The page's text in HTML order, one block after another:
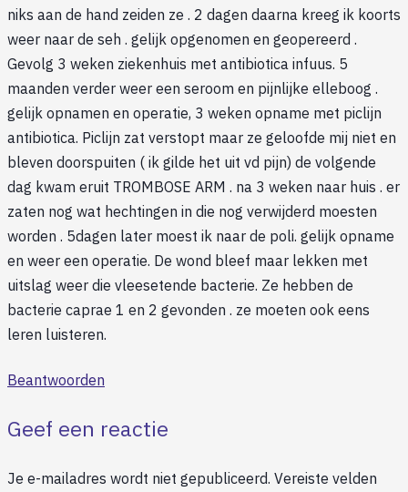
niks aan de hand zeiden ze . 2 dagen daarna kreeg ik koorts
weer naar de seh . gelijk opgenomen en geopereerd .
Gevolg 3 weken ziekenhuis met antibiotica infuus. 5
maanden verder weer een seroom en pijnlijke elleboog .
gelijk opnamen en operatie, 3 weken opname met piclijn
antibiotica. Piclijn zat verstopt maar ze geloofde mij niet en
bleven doorspuiten ( ik gilde het uit vd pijn) de volgende
dag kwam eruit TROMBOSE ARM . na 3 weken naar huis . er
zaten nog wat hechtingen in die nog verwijderd moesten
worden . 5dagen later moest ik naar de poli. gelijk opname
en weer een operatie. De wond bleef maar lekken met
uitslag weer die vleesetende bacterie. Ze hebben de
bacterie caprae 1 en 2 gevonden . ze moeten ook eens
leren luisteren.
Beantwoorden
Geef een reactie
Je e-mailadres wordt niet gepubliceerd. Vereiste velden